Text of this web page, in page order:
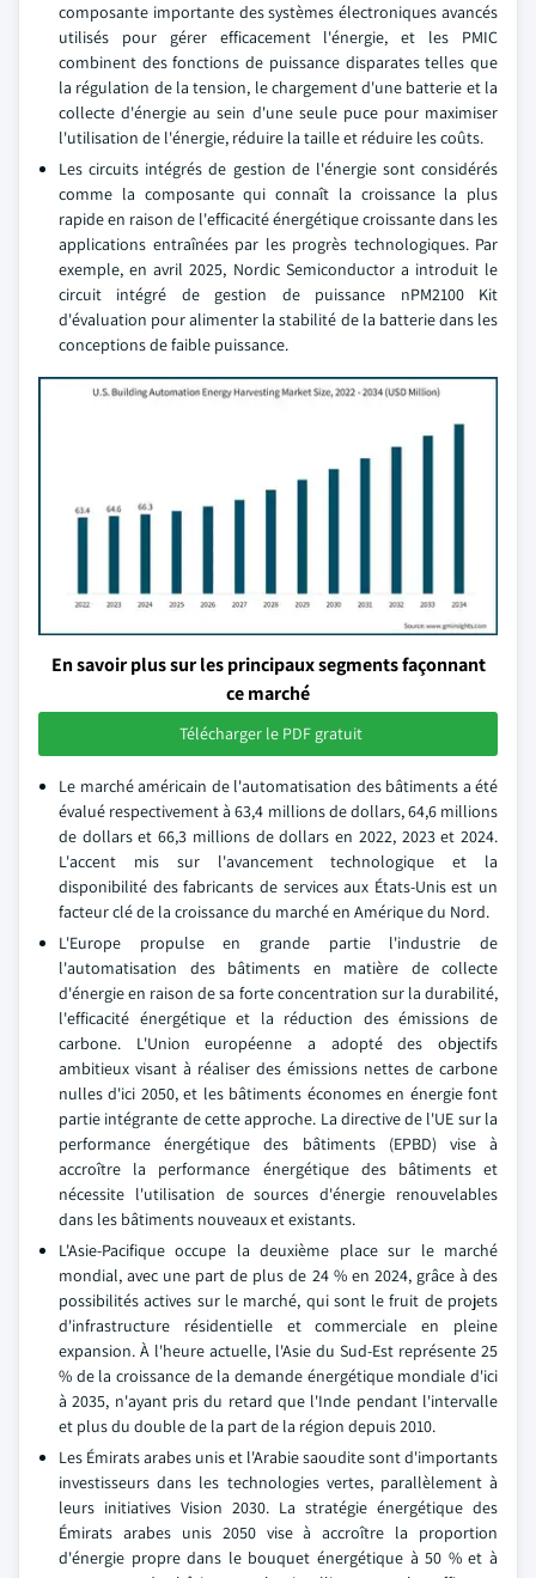
composante importante des systèmes électroniques avancés
utilisés pour gérer efficacement l'énergie, et les PMIC
combinent des fonctions de puissance disparates telles que
la régulation de la tension, le chargement d'une batterie et la
collecte d'énergie au sein d'une seule puce pour maximiser
l'utilisation de l'énergie, réduire la taille et réduire les coûts.
Les circuits intégrés de gestion de l'énergie sont considérés
comme la composante qui connaît la croissance la plus
rapide en raison de l'efficacité énergétique croissante dans les
applications entraînées par les progrès technologiques. Par
exemple, en avril 2025, Nordic Semiconductor a introduit le
circuit intégré de gestion de puissance nPM2100 Kit
d'évaluation pour alimenter la stabilité de la batterie dans les
conceptions de faible puissance.
En savoir plus sur les principaux segments façonnant
ce marché
Télécharger le PDF gratuit
Le marché américain de l'automatisation des bâtiments a été
évalué respectivement à 63,4 millions de dollars, 64,6 millions
de dollars et 66,3 millions de dollars en 2022, 2023 et 2024.
L'accent mis sur l'avancement technologique et la
disponibilité des fabricants de services aux États-Unis est un
facteur clé de la croissance du marché en Amérique du Nord.
L'Europe propulse en grande partie l'industrie de
l'automatisation des bâtiments en matière de collecte
d'énergie en raison de sa forte concentration sur la durabilité,
l'efficacité énergétique et la réduction des émissions de
carbone. L'Union européenne a adopté des objectifs
ambitieux visant à réaliser des émissions nettes de carbone
nulles d'ici 2050, et les bâtiments économes en énergie font
partie intégrante de cette approche. La directive de l'UE sur la
performance énergétique des bâtiments (EPBD) vise à
accroître la performance énergétique des bâtiments et
nécessite l'utilisation de sources d'énergie renouvelables
dans les bâtiments nouveaux et existants.
L'Asie-Pacifique occupe la deuxième place sur le marché
mondial, avec une part de plus de 24 % en 2024, grâce à des
possibilités actives sur le marché, qui sont le fruit de projets
d'infrastructure résidentielle et commerciale en pleine
expansion. À l'heure actuelle, l'Asie du Sud-Est représente 25
% de la croissance de la demande énergétique mondiale d'ici
à 2035, n'ayant pris du retard que l'Inde pendant l'intervalle
et plus du double de la part de la région depuis 2010.
Les Émirats arabes unis et l'Arabie saoudite sont d'importants
investisseurs dans les technologies vertes, parallèlement à
leurs initiatives Vision 2030. La stratégie énergétique des
Émirats arabes unis 2050 vise à accroître la proportion
d'énergie propre dans le bouquet énergétique à 50 % et à